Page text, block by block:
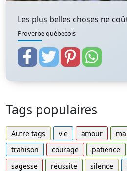
Les plus belles choses ne
Proverbe québécois
Tags populaires
Autre tags vie amour
trahison
courage patience
sagesse
réussite silence